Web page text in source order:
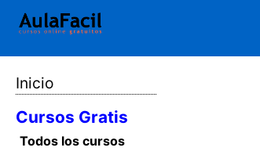
Inicio
Cursos Gratis
Todos los cursos